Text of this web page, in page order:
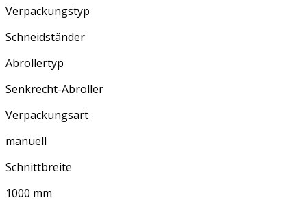
Verpackungstyp
Schneidständer
Abrollertyp
Senkrecht-Abroller
Verpackungsart
manuell
Schnittbreite
1000 mm